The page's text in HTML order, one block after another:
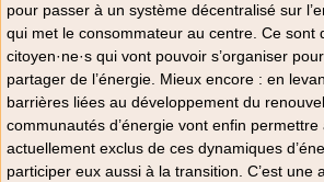
pour passer à un système décentralisé sur
qui met le consommateur au centre. Ce sont
citoyen·ne·s qui vont pouvoir s’organiser
partager de l’énergie. Mieux encore : en
barrières liées au développement du
communautés d’énergie vont enfin
actuellement exclus de ces dynamiques
participer eux aussi à la transition. C’est une